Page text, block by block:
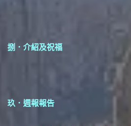
捌．介紹及祝福
玖．週報報告